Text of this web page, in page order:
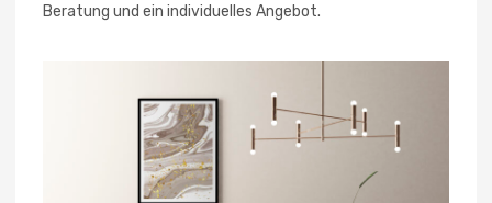
Beratung und ein individuelles Angebot.